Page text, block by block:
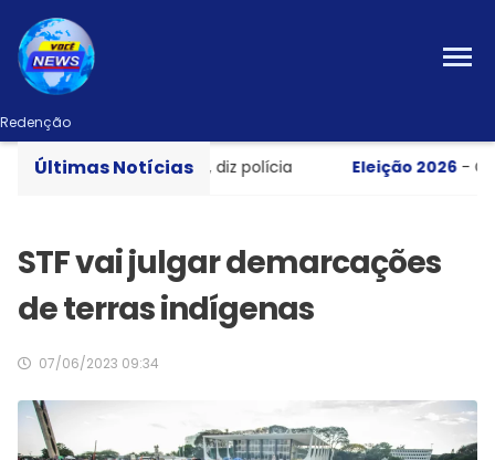
Redenção
Últimas Notícias
em apartamento, diz polícia Eleição 2026-
STF vai julgar demarcações
de terras indígenas
07/06/2023 09:34